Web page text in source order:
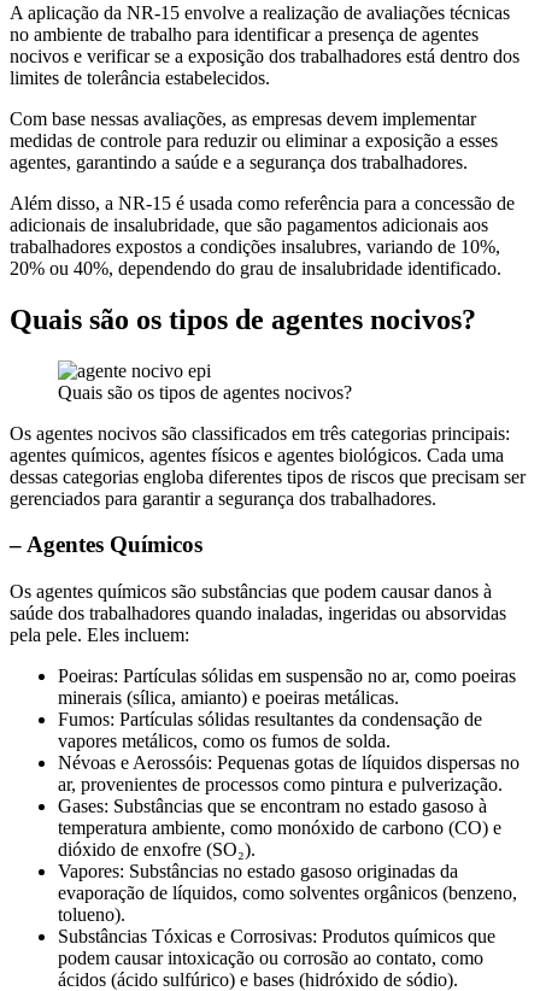
A aplicação da NR-15 envolve a realização de avaliações técnicas
no ambiente de trabalho para identificar a presença de agentes
nocivos e verificar se a exposição dos trabalhadores está dentro dos
limites de tolerância estabelecidos.
Com base nessas avaliações, as empresas devem implementar
medidas de controle para reduzir ou eliminar a exposição a esses
agentes, garantindo a saúde e a segurança dos trabalhadores.
Além disso, a NR-15 é usada como referência para a concessão de
adicionais de insalubridade, que são pagamentos adicionais aos
trabalhadores expostos a condições insalubres, variando de 10%,
20% ou 40%, dependendo do grau de insalubridade identificado.
Quais são os tipos de agentes nocivos?
Quais são os tipos de agentes nocivos?
Os agentes nocivos são classificados em três categorias principais:
agentes químicos, agentes físicos e agentes biológicos. Cada uma
dessas categorias engloba diferentes tipos de riscos que precisam ser
gerenciados para garantir a segurança dos trabalhadores.
– Agentes Químicos
Os agentes químicos são substâncias que podem causar danos à
saúde dos trabalhadores quando inaladas, ingeridas ou absorvidas
pela pele. Eles incluem:
Poeiras: Partículas sólidas em suspensão no ar, como poeiras
minerais (sílica, amianto) e poeiras metálicas.
Fumos: Partículas sólidas resultantes da condensação de
vapores metálicos, como os fumos de solda.
Névoas e Aerossóis: Pequenas gotas de líquidos dispersas no
ar, provenientes de processos como pintura e pulverização.
Gases: Substâncias que se encontram no estado gasoso à
temperatura ambiente, como monóxido de carbono (CO) e
dióxido de enxofre (SO₂).
Vapores: Substâncias no estado gasoso originadas da
evaporação de líquidos, como solventes orgânicos (benzeno,
tolueno).
Substâncias Tóxicas e Corrosivas: Produtos químicos que
podem causar intoxicação ou corrosão ao contato, como
ácidos (ácido sulfúrico) e bases (hidróxido de sódio).